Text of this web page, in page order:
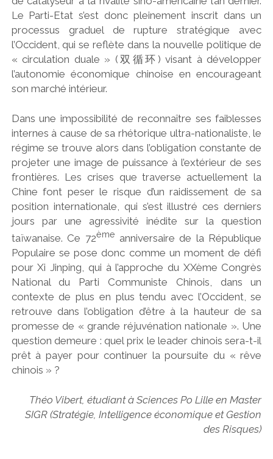
Le Parti-Etat s’est donc pleinement inscrit dans un
processus graduel de rupture stratégique avec
l’Occident, qui se reflète dans la nouvelle politique de
« circulation duale » ( 双循环 ) visant à développer
l’autonomie économique chinoise en encourageant
son marché intérieur.
Dans une impossibilité de reconnaître ses faiblesses
internes à cause de sa rhétorique ultra-nationaliste, le
régime se trouve alors dans l’obligation constante de
projeter une image de puissance à l’extérieur de ses
frontières. Les crises que traverse actuellement la
Chine font peser le risque d’un raidissement de sa
position internationale, qui s’est illustré ces derniers
jours par une agressivité inédite sur la question
taïwanaise. Ce 72ème anniversaire de la République
Populaire se pose donc comme un moment de défi
pour Xi Jinping, qui à l’approche du XXème Congrès
National du Parti Communiste Chinois, dans un
contexte de plus en plus tendu avec l’Occident, se
retrouve dans l’obligation d’être à la hauteur de sa
promesse de « grande réjuvénation nationale ». Une
question demeure : quel prix le leader chinois sera-t-il
prêt à payer pour continuer la poursuite du « rêve
chinois » ?
Théo Vibert, étudiant à Sciences Po Lille en Master
SIGR (Stratégie, Intelligence économique et Gestion
des Risques)